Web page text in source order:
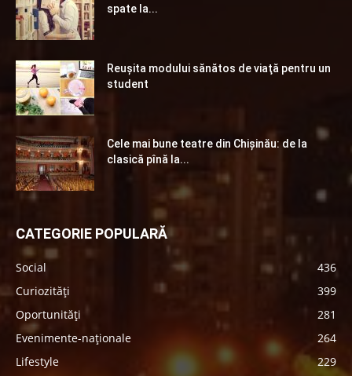
spate la...
Reuşita modului sănătos de viaţă pentru un
student
Cele mai bune teatre din Chişinău: de la
clasică pînă la...
CATEGORIE POPULARĂ
Social
436
Curiozități
399
Oportunități
281
Evenimente-naționale
264
Lifestyle
229